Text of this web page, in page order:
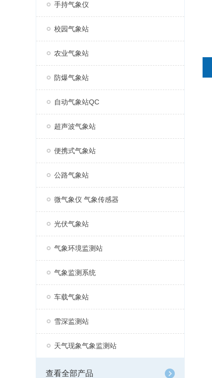
手持气象仪
校园气象站
农业气象站
防爆气象站
自动气象站QC
超声波气象站
便携式气象站
公路气象站
微气象仪 气象传感器
光伏气象站
气象环境监测站
气象监测系统
车载气象站
雪深监测站
天气现象气象监测站
查看全部产品